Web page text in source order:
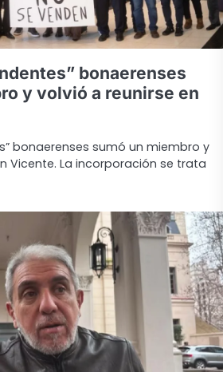
bonaerenses
y volvió a reunirse en
bonaerenses sumó un miembro y
Vicente. La incorporación se trata